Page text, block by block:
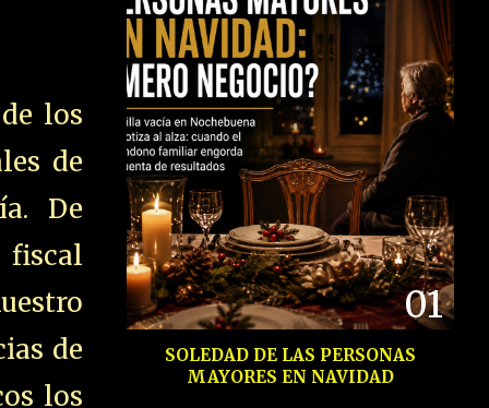
los
de
De
de
los
01
SOLEDAD DE LAS PERSONAS
MAYORES EN NAVIDAD